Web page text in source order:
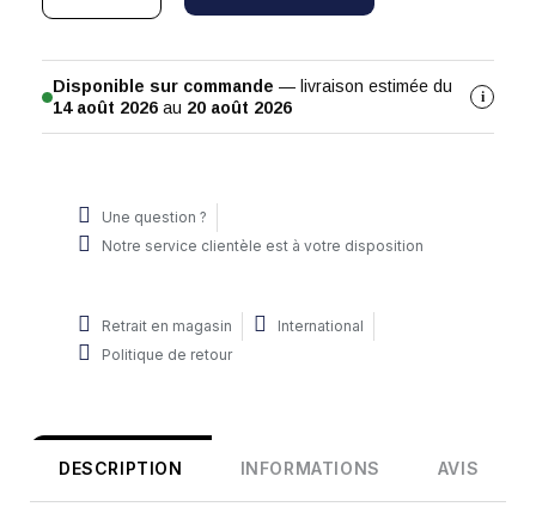
Disponible sur commande — livraison estimée du
14 août 2026 au 20 août 2026
i
Une question ?
Notre service clientèle est à votre disposition
Retrait en magasin
International
Politique de retour
DESCRIPTION INFORMATIONS AVIS